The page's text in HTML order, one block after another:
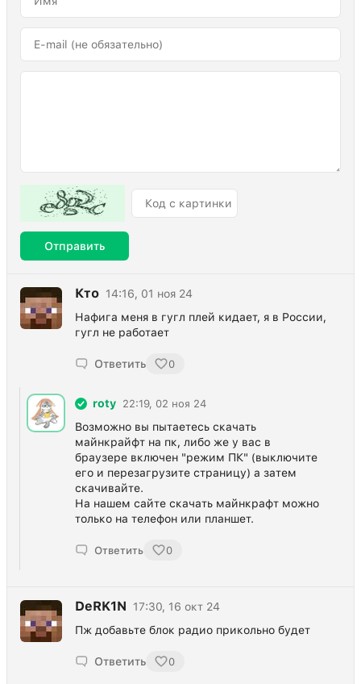
Отправить
Кто 14:16, 01 ноя 24
Нафига меня в гугл плей кидает, я в России,
гугл не работает
Ответить 0
roty 22:19, 02 ноя 24
Возможно вы пытаетесь скачать
майнкрайфт на пк, либо же у вас в
браузере включен "режим ПК" (выключите
его и перезагрузите страницу) а затем
скачивайте.
На нашем сайте скачать майнкрафт можно
только на телефон или планшет.
Ответить 0
DeRK1N
17:30, 16 окт 24
Пж добавьте блок радио прикольно будет
Ответить 0